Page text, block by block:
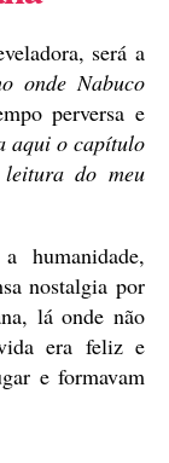
será a
onde Nabuco
perversa e
aqui o capítulo
do meu
humanidade,
nostalgia por
lá onde não
era feliz e
e formavam